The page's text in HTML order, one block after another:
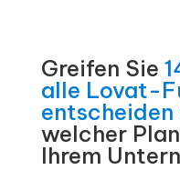
Greifen Sie
alle Lovat-
entscheiden
welcher
Ihrem